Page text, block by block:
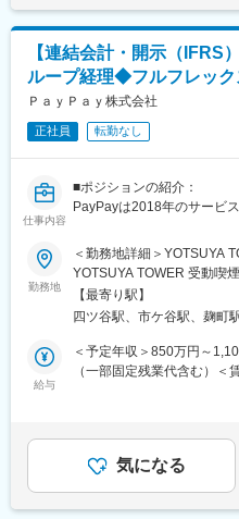
・新しいビジネスをつくる
まとめながら自己実現でき
・エネルギッシュな社員が
ア入社の方が多い為、過去
持った社員がそれぞれ責任
に関係なく、意見を交わし
です。
・出向先：SBIいきいき少額
・形式：在籍出向
・事業内容：少額短期保険
変更の範囲：会社の定める業
■業務詳細：
スキルや経験に応じて段階
・月次・四半期・年次決算
・連結・開示資料の作成補
・税務申告関連の実務補助
・会計監査対応（資料作成
・業務改善（Excel、会計
ゆくゆくはチームリード・
■配属組織：
務課に分かれています。経
で構成されており、和気あ
的にコミュニケーションを
将来的には経理、財務を両
ープ会社を増やし、支援
制度面・ガバナンス強化に
◇IFRS導入済（適用2年目）
グローバル基準の連結決算
くまでも目安の金額であり
ます。月給(月額)は固定手
【連結会計・開示（
ループ経理◆フルフレック
ＰａｙＰａｙ株式会社
正社員 転勤なし
仕事内容
■ポジションの紹介：
PayPayは2018年のサービ
成長しました。
現在は決済に加え、カード
事業を拡大しており、国内
ています。
本ポジションでは、
務を中心に、IFRS会計論
など高度な会計領域を担っ
■業務内容：
PayPayグループの連結会
勤務地
＜勤務地詳細＞YOTSUYA
YOTSUYA TOWER 受動喫
社の定める事業所（リモー
【最寄り駅】
四ツ谷駅、市ケ谷駅、麹町
給与
＜予定年収＞850万円～
（一部固定残業代含む）＜
＜昇給有無＞有＜残業手当
績、貢献度に応じ当社規定
務手当、深夜勤務手当有※
ウントで受け取ることが可
気になる